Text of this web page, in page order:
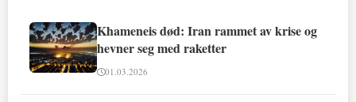
Khameneis død: Iran rammet av krise og
hevner seg med raketter
01.03.2026